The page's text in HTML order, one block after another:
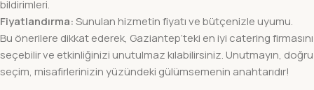
bildirimleri.
Fiyatlandırma:Sunulan hizmetin fiyatı ve bütçenizle uyumu.
Bu önerilere dikkat ederek, Gaziantep’teki en iyi catering firmasını
seçebilir ve etkinliğinizi unutulmaz kılabilirsiniz. Unutmayın, doğru
seçim, misafirlerinizin yüzündeki gülümsemenin anahtarıdır!